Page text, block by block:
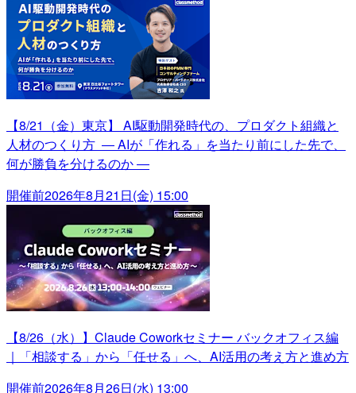
【8/21（金）東京】 AI駆動開発時代の、プロダクト組織と
人材のつくり方 ― AIが「作れる」を当たり前にした先で、
何が勝負を分けるのか ―
開催前2026年8月21日(金) 15:00
【8/26（水）】Claude Coworkセミナー バックオフィス編
｜「相談する」から「任せる」へ、AI活用の考え方と進め方
開催前2026年8月26日(水) 13:00